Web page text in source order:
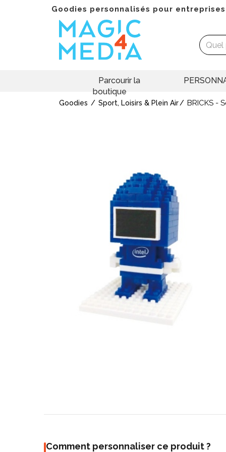
Goodies personnalisés pour entreprises
Parcourir la
boutique
Goodies Sport, Loisirs & Plein Air BRICKS -
Comment personnaliser ce produit ?